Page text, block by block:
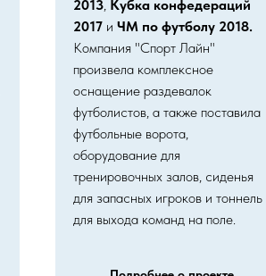
2013, Кубка конфедераций
2017 и ЧМ по футболу 2018.
Компания "Спорт Лайн"
произвела комплексное
оснащение раздевалок
футболистов, а также поставила
футбольные ворота,
оборудование для
тренировочных залов, сиденья
для запасных игроков и тоннель
для выхода команд на поле.